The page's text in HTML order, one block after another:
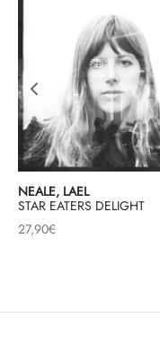
NEALE, LAEL
STAR EATERS DELIGHT
27,90€